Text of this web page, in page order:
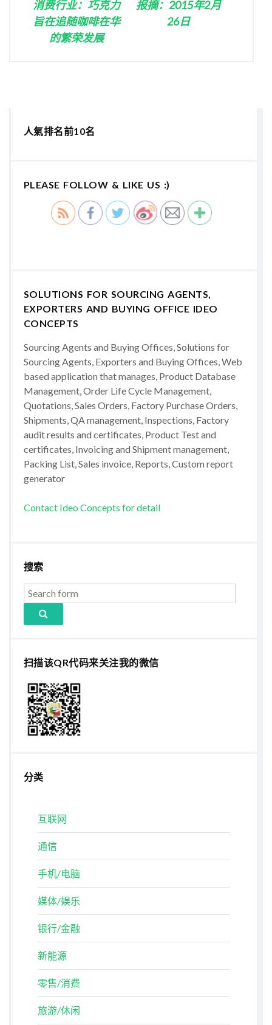
消费行业：巧克力
旨在追随咖啡在华
的繁荣发展
报摘：2015年2月
26日
人氣排名前10名
PLEASE FOLLOW & LIKE US :)
SOLUTIONS FOR SOURCING AGENTS,
EXPORTERS AND BUYING OFFICE IDEO
CONCEPTS
Sourcing Agents and Buying Offices, Solutions for
Sourcing Agents, Exporters and Buying Offices, Web
based application that manages, Product Database
Management, Order Life Cycle Management,
Quotations, Sales Orders, Factory Purchase Orders,
Shipments, QA management, Inspections, Factory
audit results and certificates, Product Test and
certificates, Invoicing and Shipment management,
Packing List, Sales invoice, Reports, Custom report
generator
Contact Ideo Concepts for detail
搜索
扫描该QR代码来关注我的微信
分类
互联网
通信
手机/电脑
媒体/娱乐
银行/金融
新能源
零售/消费
旅游/休闲